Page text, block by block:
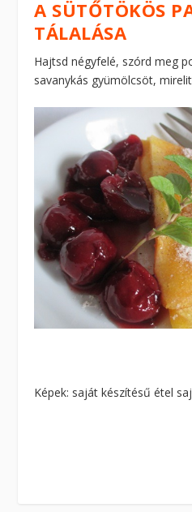
A SÜTŐTÖKÖS
TÁLALÁSA
Hajtsd négyfelé, szórd meg
savanykás gyümölcsöt,
Képek: saját készítésű étel